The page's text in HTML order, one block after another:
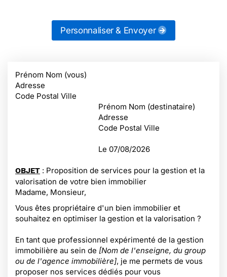
Personnaliser & Envoyer
Prénom Nom (vous)
Adresse
Code Postal Ville
Prénom Nom (destinataire)
Adresse
Code Postal Ville
Le 07/08/2026
OBJET : Proposition de services pour la gestion et la
valorisation de votre bien immobilier
Madame, Monsieur,
Vous êtes propriétaire d'un bien immobilier et
souhaitez en optimiser la gestion et la valorisation ?
En tant que professionnel expérimenté de la gestion
immobilière au sein de [Nom de l'enseigne, du group
ou de l'agence immobilière], je me permets de vous
proposer nos services dédiés pour vous